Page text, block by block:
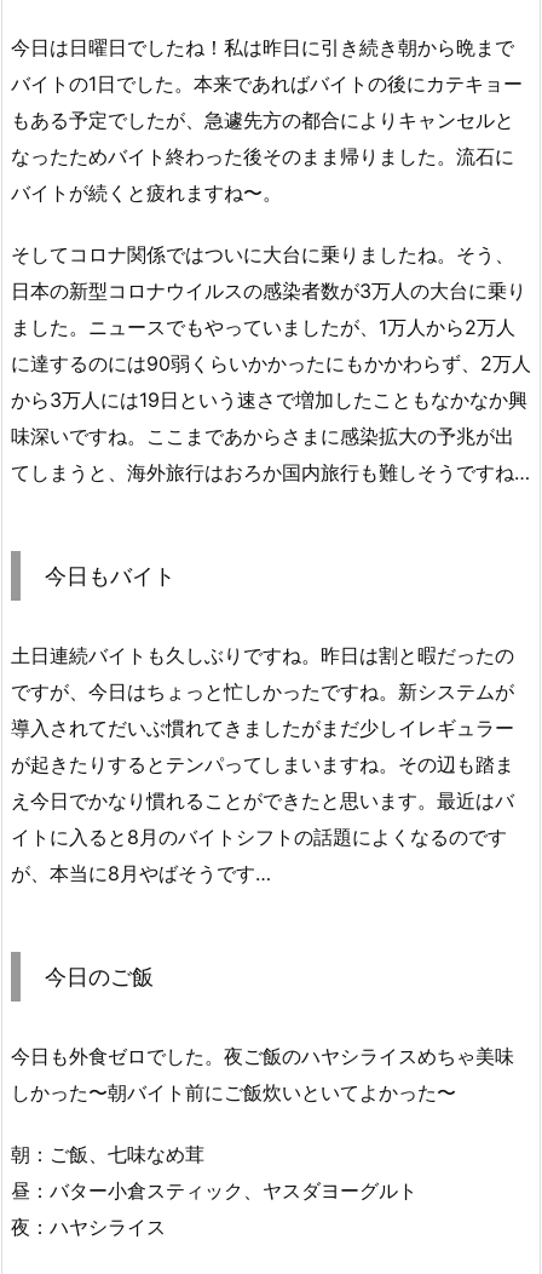
今日は日曜日でしたね！私は昨日に引き続き朝から晩まで
バイトの1日でした。本来であればバイトの後にカテキョー
もある予定でしたが、急遽先方の都合によりキャンセルと
なったためバイト終わった後そのまま帰りました。流石に
バイトが続くと疲れますね〜。
そしてコロナ関係ではついに大台に乗りましたね。そう、
日本の新型コロナウイルスの感染者数が3万人の大台に乗り
ました。ニュースでもやっていましたが、1万人から2万人
に達するのには90弱くらいかかったにもかかわらず、2万人
から3万人には19日という速さで増加したこともなかなか興
味深いですね。ここまであからさまに感染拡大の予兆が出
てしまうと、海外旅行はおろか国内旅行も難しそうですね…
今日もバイト
土日連続バイトも久しぶりですね。昨日は割と暇だったの
ですが、今日はちょっと忙しかったですね。新システムが
導入されてだいぶ慣れてきましたがまだ少しイレギュラー
が起きたりするとテンパってしまいますね。その辺も踏ま
え今日でかなり慣れることができたと思います。最近はバ
イトに入ると8月のバイトシフトの話題によくなるのです
が、本当に8月やばそうです…
今日のご飯
今日も外食ゼロでした。夜ご飯のハヤシライスめちゃ美味
しかった〜朝バイト前にご飯炊いといてよかった〜
朝：ご飯、七味なめ茸
昼：バター小倉スティック、ヤスダヨーグルト
夜：ハヤシライス